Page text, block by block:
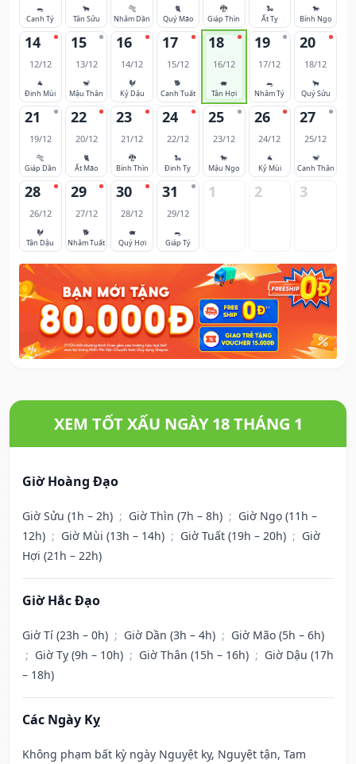
🐀
Canh Tý
🐂
Tân Sửu
🐅
Nhâm Dần
🐈
Quý Mão
🐉
Giáp Thìn
🐍
Ất Tỵ
🐎
Bính Ngọ
14
12/12
🐐
Đinh Mùi
15
13/12
🐒
Mậu Thân
16
14/12
🐓
Kỷ Dậu
17
15/12
🐕
Canh Tuất
18
16/12
🐖
Tân Hợi
19
17/12
🐀
Nhâm Tý
20
18/12
🐂
Quý Sửu
21
19/12
🐅
Giáp Dần
22
20/12
🐈
Ất Mão
23
21/12
🐉
Bính Thìn
24
22/12
🐍
Đinh Tỵ
25
23/12
🐎
Mậu Ngọ
26
24/12
🐐
Kỷ Mùi
27
25/12
🐒
Canh Thân
28
26/12
🐓
Tân Dậu
29
27/12
🐕
Nhâm Tuất
30
28/12
🐖
Quý Hợi
31
29/12
🐀
Giáp Tý
1 2 3
XEM TỐT XẤU NGÀY 18 THÁNG 1
Giờ Hoàng Đạo
Giờ Sửu (1h – 2h) ; Giờ Thìn (7h – 8h) ; Giờ Ngọ (11h –
12h) ; Giờ Mùi (13h – 14h) ; Giờ Tuất (19h – 20h) ; Giờ
Hợi (21h – 22h)
Giờ Hắc Đạo
Giờ Tí (23h – 0h) ; Giờ Dần (3h – 4h) ; Giờ Mão (5h – 6h)
; Giờ Tỵ (9h – 10h) ; Giờ Thân (15h – 16h) ; Giờ Dậu (17h
– 18h)
Các Ngày Kỵ
Không phạm bất kỳ ngày Nguyệt kỵ, Nguyệt tận, Tam